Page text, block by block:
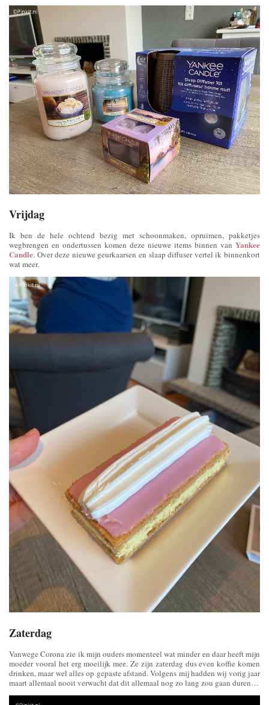
Vrijdag
Ik ben de hele ochtend bezig met schoonmaken, opruimen, pakketjes
wegbrengen en ondertussen komen deze nieuwe items binnen van Yankee
Candle. Over deze nieuwe geurkaarsen en slaap diffuser vertel ik binnenkort
wat meer.
Zaterdag
Vanwege Corona zie ik mijn ouders momenteel wat minder en daar heeft mijn
moeder vooral het erg moeilijk mee. Ze zijn zaterdag dus even koffie komen
drinken, maar wel alles op gepaste afstand. Volgens mij hadden wij vorig jaar
maart allemaal nooit verwacht dat dit allemaal nog zo lang zou gaan duren…